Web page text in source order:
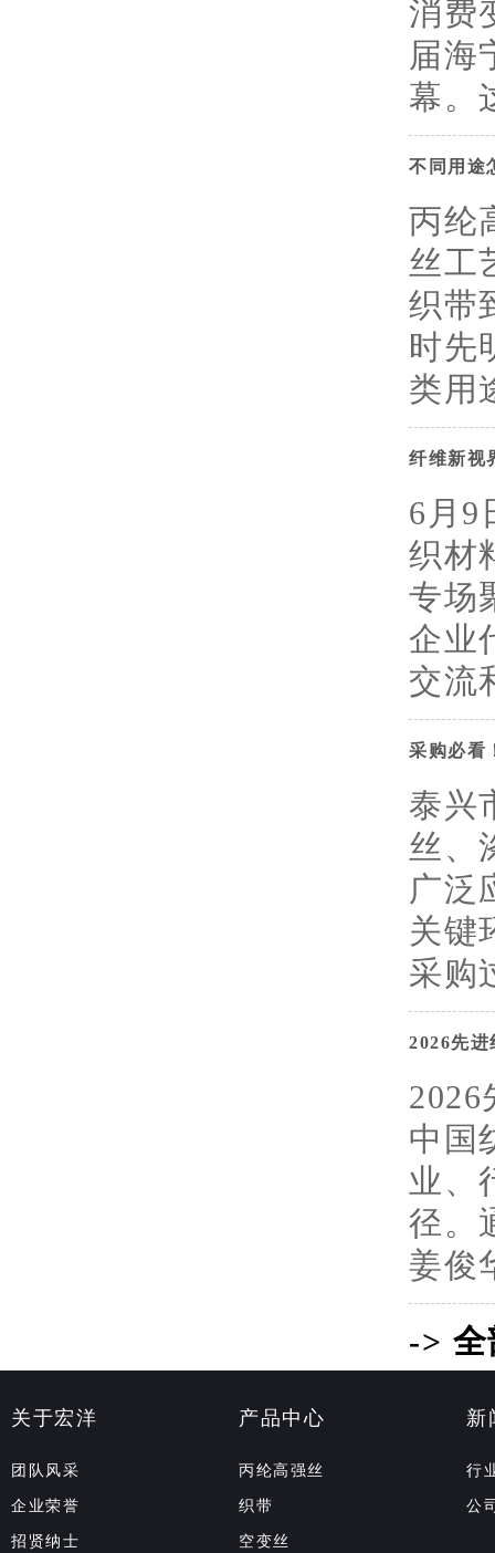
消费
届海
幕。
不同用途
丙纶
丝工
织带
时先
类用
纤维新视
6月9
织材
专场
企业
交流
采购必看
泰兴
丝、
广泛
关键
采购
2026先进
2026
中国
业、
径。
姜俊
->
关于宏洋
团队风采
企业荣誉
招贤纳士
产品中心
丙纶高强丝
织带
空变丝
新
行
公